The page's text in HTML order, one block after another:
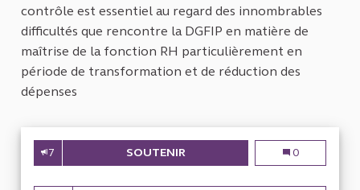
contrôle est essentiel au regard des innombrables
difficultés que rencontre la DGFIP en matière de
maîtrise de la fonction RH particulièrement en
période de transformation et de réduction des
dépenses
7 SOUTENIRDÉPENSES DE Dépenses de
0